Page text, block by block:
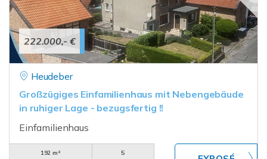
222.000,- €
Heudeber
Großzügiges Einfamilienhaus mit Nebengebäude
in ruhiger Lage - bezugsfertig !!
Einfamilienhaus
192 m²
5